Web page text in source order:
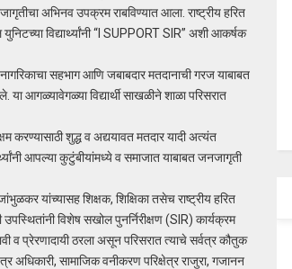
अभिनव उपक्रम राबविण्यात आला. राष्ट्रीय हरित
विद्यार्थ्यांनी “I SUPPORT SIR” अशी आकर्षक
सहभाग आणि जबाबदार मतदानाची गरज याबाबत
आगळ्यावेगळ्या विद्यार्थी साखळीने शाळा परिसरात
करण्यासाठी शुद्ध व अद्ययावत मतदार यादी अत्यंत
आपल्या कुटुंबीयांमध्ये व समाजात याबाबत जनजागृती
यांच्यासह शिक्षक, शिक्षिका तसेच राष्ट्रीय हरित
विशेष सखोल पुनर्निरीक्षण (SIR) कार्यक्रम
व प्रेरणादायी ठरला असून परिसरात त्याचे सर्वत्र कौतुक
अधिकारी, सामाजिक वनीकरण परिक्षेत्र राजुरा, गजानन